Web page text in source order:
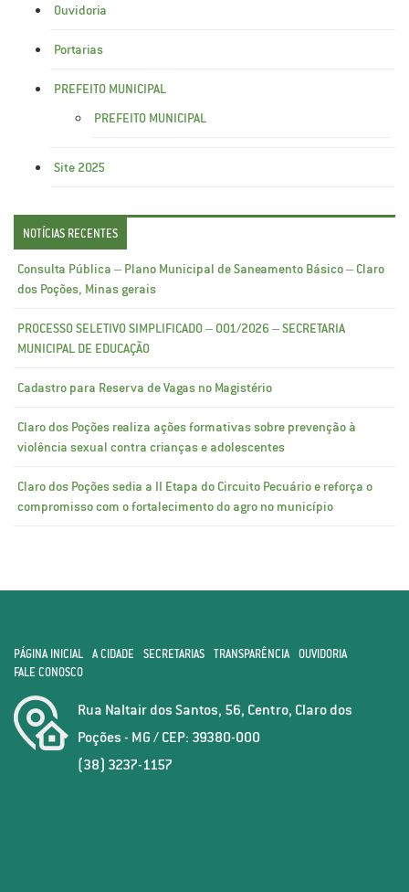
Ouvidoria
Portarias
PREFEITO MUNICIPAL
PREFEITO MUNICIPAL
Site 2025
NOTÍCIAS RECENTES
Consulta Pública – Plano Municipal de Saneamento Básico – Claro
dos Poções, Minas gerais
PROCESSO SELETIVO SIMPLIFICADO – 001/2026 – SECRETARIA
MUNICIPAL DE EDUCAÇÃO
Cadastro para Reserva de Vagas no Magistério
Claro dos Poções realiza ações formativas sobre prevenção à
violência sexual contra crianças e adolescentes
Claro dos Poções sedia a II Etapa do Circuito Pecuário e reforça o
compromisso com o fortalecimento do agro no município
PÁGINA INICIAL A CIDADE SECRETARIAS TRANSPARÊNCIA
OUVIDORIA
FALE CONOSCO
Rua Naltair dos Santos, 56, Centro, Claro dos
Poções - MG / CEP: 39380-000
(38) 3237-1157